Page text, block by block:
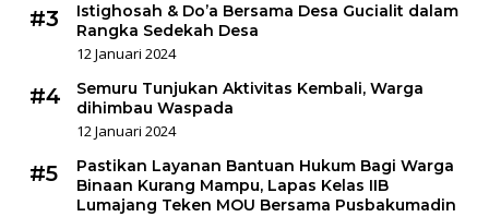
#3
Istighosah & Do’a Bersama Desa Gucialit dalam
Rangka Sedekah Desa
12 Januari 2024
#4
Semuru Tunjukan Aktivitas Kembali, Warga
dihimbau Waspada
12 Januari 2024
#5
Pastikan Layanan Bantuan Hukum Bagi Warga
Binaan Kurang Mampu, Lapas Kelas IIB
Lumajang Teken MOU Bersama Pusbakumadin